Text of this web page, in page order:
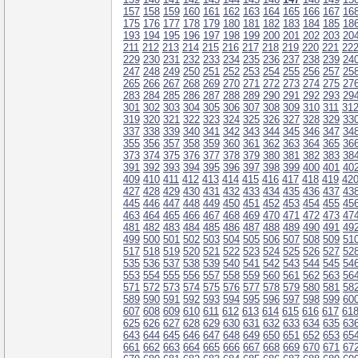
157 158 159 160 161 162 163 164 165 166 167
175 176 177 178 179 180 181 182 183 184 185
193 194 195 196 197 198 199 200 201 202 203
211 212 213 214 215 216 217 218 219 220 221 222
229 230 231 232 233 234 235 236 237 238 239
247 248 249 250 251 252 253 254 255 256 257
265 266 267 268 269 270 271 272 273 274 275
283 284 285 286 287 288 289 290 291 292 293
301 302 303 304 305 306 307 308 309 310 311 312
319 320 321 322 323 324 325 326 327 328 329
337 338 339 340 341 342 343 344 345 346 347
355 356 357 358 359 360 361 362 363 364 365
373 374 375 376 377 378 379 380 381 382 383
391 392 393 394 395 396 397 398 399 400 401
409 410 411 412 413 414 415 416 417 418 419 420
427 428 429 430 431 432 433 434 435 436 437
445 446 447 448 449 450 451 452 453 454 455
463 464 465 466 467 468 469 470 471 472 473
481 482 483 484 485 486 487 488 489 490 491
499 500 501 502 503 504 505 506 507 508 509
517 518 519 520 521 522 523 524 525 526 527
535 536 537 538 539 540 541 542 543 544 545
553 554 555 556 557 558 559 560 561 562 563
571 572 573 574 575 576 577 578 579 580 581
589 590 591 592 593 594 595 596 597 598 599
607 608 609 610 611 612 613 614 615 616 617 618
625 626 627 628 629 630 631 632 633 634 635
643 644 645 646 647 648 649 650 651 652 653
661 662 663 664 665 666 667 668 669 670 671